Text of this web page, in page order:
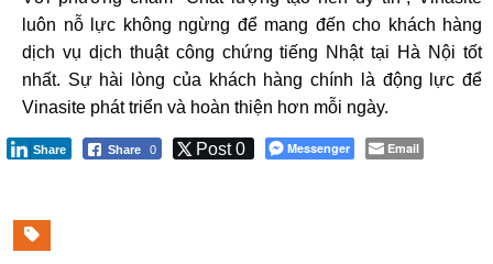
luôn nỗ lực không ngừng để mang đến cho khách hàng
dịch vụ dịch thuật công chứng tiếng Nhật tại Hà Nội tốt
nhất. Sự hài lòng của khách hàng chính là động lực để
Vinasite phát triển và hoàn thiện hơn mỗi ngày.
Share 0 Post 0 Messenger Email
Share